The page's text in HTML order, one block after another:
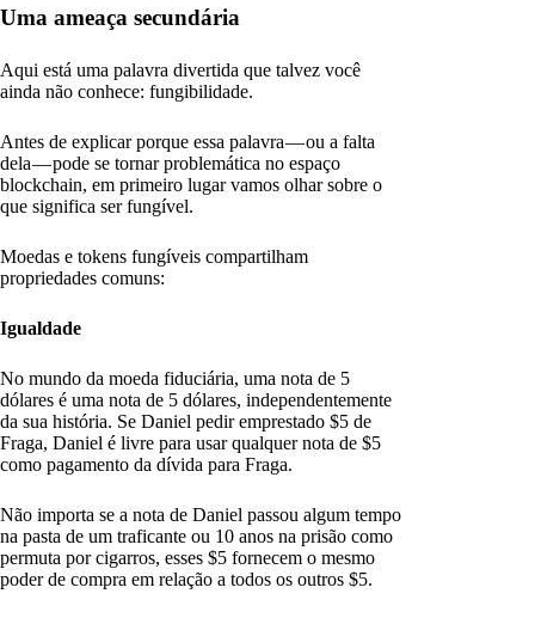
Uma ameaça secundária
Aqui está uma palavra divertida que talvez você
ainda não conhece: fungibilidade.
Antes de explicar porque essa palavra — ou a falta
dela — pode se tornar problemática no espaço
blockchain, em primeiro lugar vamos olhar sobre o
que significa ser fungível.
Moedas e tokens fungíveis compartilham
propriedades comuns:
Igualdade
No mundo da moeda fiduciária, uma nota de 5
dólares é uma nota de 5 dólares, independentemente
da sua história. Se Daniel pedir emprestado $5 de
Fraga, Daniel é livre para usar qualquer nota de $5
como pagamento da dívida para Fraga.
Não importa se a nota de Daniel passou algum tempo
na pasta de um traficante ou 10 anos na prisão como
permuta por cigarros, esses $5 fornecem o mesmo
poder de compra em relação a todos os outros $5.